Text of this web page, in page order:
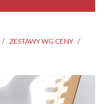
ZESTAWY WG CENY